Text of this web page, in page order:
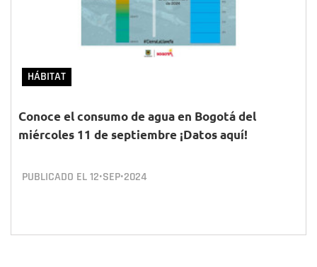
HÁBITAT
Conoce el consumo de agua en Bogotá del
miércoles 11 de septiembre ¡Datos aquí!
PUBLICADO EL12•SEP•2024